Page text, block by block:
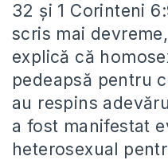
32 și 1 Corinteni
scris mai
explică că
pedeapsă pentru
au respins
a fost manifestat
heterosexual